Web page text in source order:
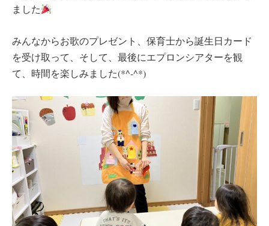
ました
みんなからお歌のプレゼント、保育士から誕生日カード
を受け取って、そして、最後にエプロンシアターを観
て、時間を楽しみました(*^-^*)